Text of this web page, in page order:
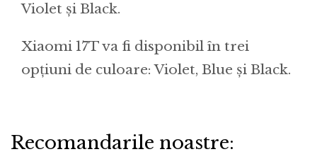
Violet și Black.
Xiaomi 17T va fi disponibil în trei
opțiuni de culoare: Violet, Blue și Black.
Recomandarile noastre: